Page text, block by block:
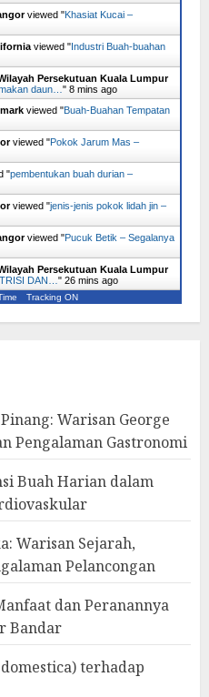
viewed "Khasiat Kucai –
viewed "Industri Buah-buahan
Persekutuan Kuala Lumpur
daun… " 8 mins ago
viewed "Buah-Buahan Tempatan
viewed "Pokok Jarum Mas –
"pembentukan buah durian –
viewed "jenis-jenis pokok lidah jin –
viewed "Pucuk Betik – Segalanya
Persekutuan Kuala Lumpur
DAN… " 26 mins ago
Tracking ON
Warisan George
Pengalaman Gastronomi
Buah Harian dalam
Warisan Sejarah,
Pelancongan
dan Peranannya
Bandar
terhadap